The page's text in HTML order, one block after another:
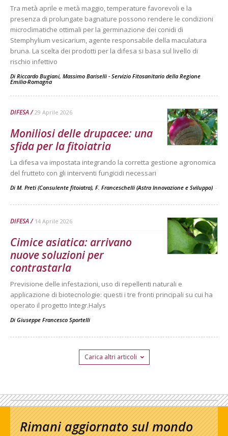
Tra metà aprile e metà maggio, temperature favorevoli e la
presenza di prolungate bagnature possono rendere le condizioni
microclimatiche ottimali per la germinazione dei conidi di
Stemphylium vesicarium, agente responsabile della maculatura
bruna. La scelta dei prodotti per la difesa si basa sul livello di
rischio infettivo
Di Riccardo Bugiani, Massimo Bariselli - Servizio Fitosanitario della Regione
Emilia-Romagna
DIFESA 29 Aprile 2026
Moniliosi delle drupacee: una
sfida per la fitoiatria
La difesa va impostata integrando la corretta gestione agronomica
del frutteto con gli interventi fungicidi necessari
Di M. Preti (Consulente fitoiatra), F. Franceschelli (Astra Innovazione e Sviluppo) -
DIFESA 14 Aprile 2026
Cimice asiatica: arrivano
nuove soluzioni per
contrastarla
Previsione delle infestazioni, uso di repellenti naturali e
applicazione di biotecnologie: questi i tre fronti principali su cui ha
operato il progetto Integr.Halys
Di Giuseppe Francesco Sportelli
Carica altri articoli
Rimani aggiornato sul mondo